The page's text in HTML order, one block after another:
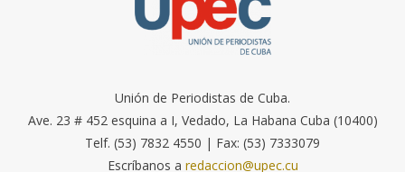
Unión de Periodistas de Cuba.
Ave. 23 # 452 esquina a I, Vedado, La Habana Cuba (10400)
Telf. (53) 7832 4550 | Fax: (53) 7333079
Escríbanos a redaccion@upec.cu